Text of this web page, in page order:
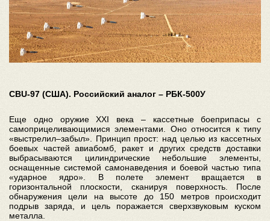
CBU-97 (США). Российский аналог – РБК-500У
Еще одно оружие XXI века – кассетные боеприпасы с
самоприцеливающимися элементами. Оно относится к типу
«выстрелил–забыл». Принцип прост: над целью из кассетных
боевых частей авиабомб, ракет и других средств доставки
выбрасываются цилиндрические небольшие элементы,
оснащенные системой самонаведения и боевой частью типа
«ударное ядро». В полете элемент вращается в
горизонтальной плоскости, сканируя поверхность. После
обнаружения цели на высоте до 150 метров происходит
подрыв заряда, и цель поражается сверхзвуковым куском
металла.